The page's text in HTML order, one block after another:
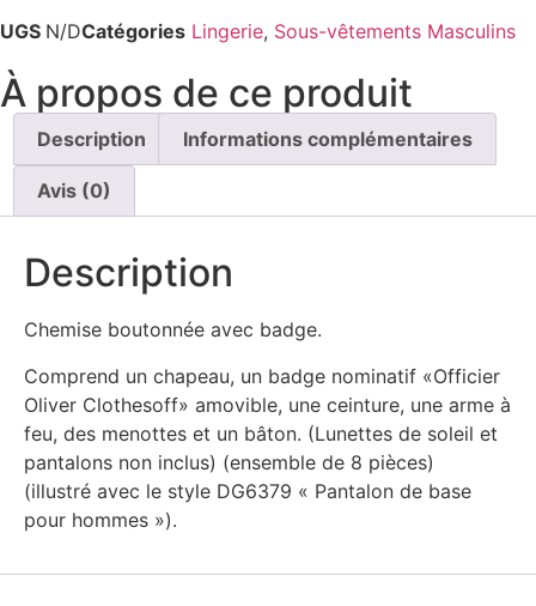
UGS N/DCatégories Lingerie, Sous-vêtements Masculins
À propos de ce produit
Description Informations complémentaires
Avis (0)
Description
Chemise boutonnée avec badge.
Comprend un chapeau, un badge nominatif «Officier
Oliver Clothesoff» amovible, une ceinture, une arme à
feu, des menottes et un bâton. (Lunettes de soleil et
pantalons non inclus) (ensemble de 8 pièces)
(illustré avec le style DG6379 « Pantalon de base
pour hommes »).